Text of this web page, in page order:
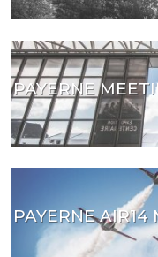
PAYERNE
PAYERNE AIR14